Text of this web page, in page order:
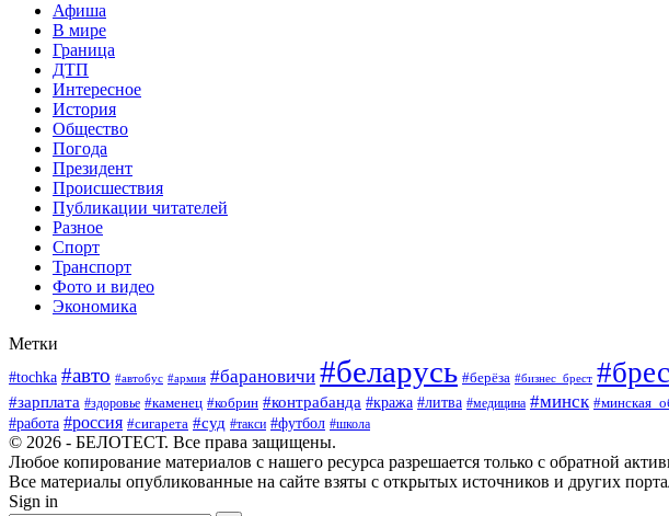
Афиша
В мире
Граница
ДТП
Интересное
История
Общество
Погода
Президент
Происшествия
Публикации читателей
Разное
Спорт
Транспорт
Фото и видео
Экономика
Метки
#tochka #авто #автобус #армия #барановичи #беларусь #берёза #бизнес_брест
#зарплата #здоровье #каменец #кобрин #контрабанда #кража #литва #медицина #минск
#работа #россия #сигарета #суд #такси #футбол #школа
© 2026 - БЕЛОТЕСТ. Все права защищены.
Любое копирование материалов с нашего ресурса разрешается только с обратной
Все материалы опубликованные на сайте взяты с открытых источников и других
Sign in